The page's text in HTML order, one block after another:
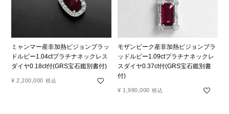
ミャンマー産非加熱ピジョンブラッ
ドルビー1.04ctプラチナネックレス
ダイヤ0.18ct付(GRS宝石鑑別書付)
¥ 2,200,000 税込
モザンビーク産非加熱ピジョンブラ
ッドルビー1.09ctプラチナネックレ
スダイヤ0.37ct付(GRS宝石鑑別書
付)
¥ 1,980,000 税込